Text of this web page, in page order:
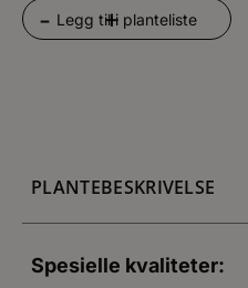
- +
Legg til i planteliste
PLANTEBESKRIVELSE
Spesielle kvaliteter: